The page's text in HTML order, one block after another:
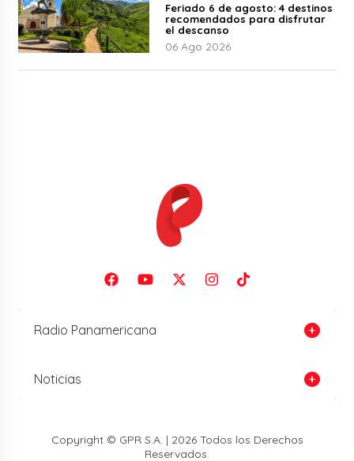
Feriado 6 de agosto: 4 destinos
recomendados para disfrutar
el descanso
06 Ago 2026
Radio Panamericana
Noticias
Copyright © GPR S.A. | 2026 Todos los Derechos
Reservados.